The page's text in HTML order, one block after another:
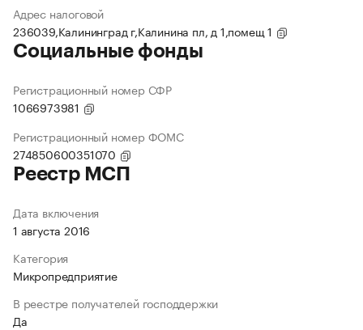
Адрес налоговой
236039,Калининград г,Калинина пл, д 1,помещ 1
Социальные фонды
Регистрационный номер СФР
1066973981
Регистрационный номер ФОМС
274850600351070
Реестр МСП
Дата включения
1 августа 2016
Категория
Микропредприятие
В реестре получателей господдержки
Да